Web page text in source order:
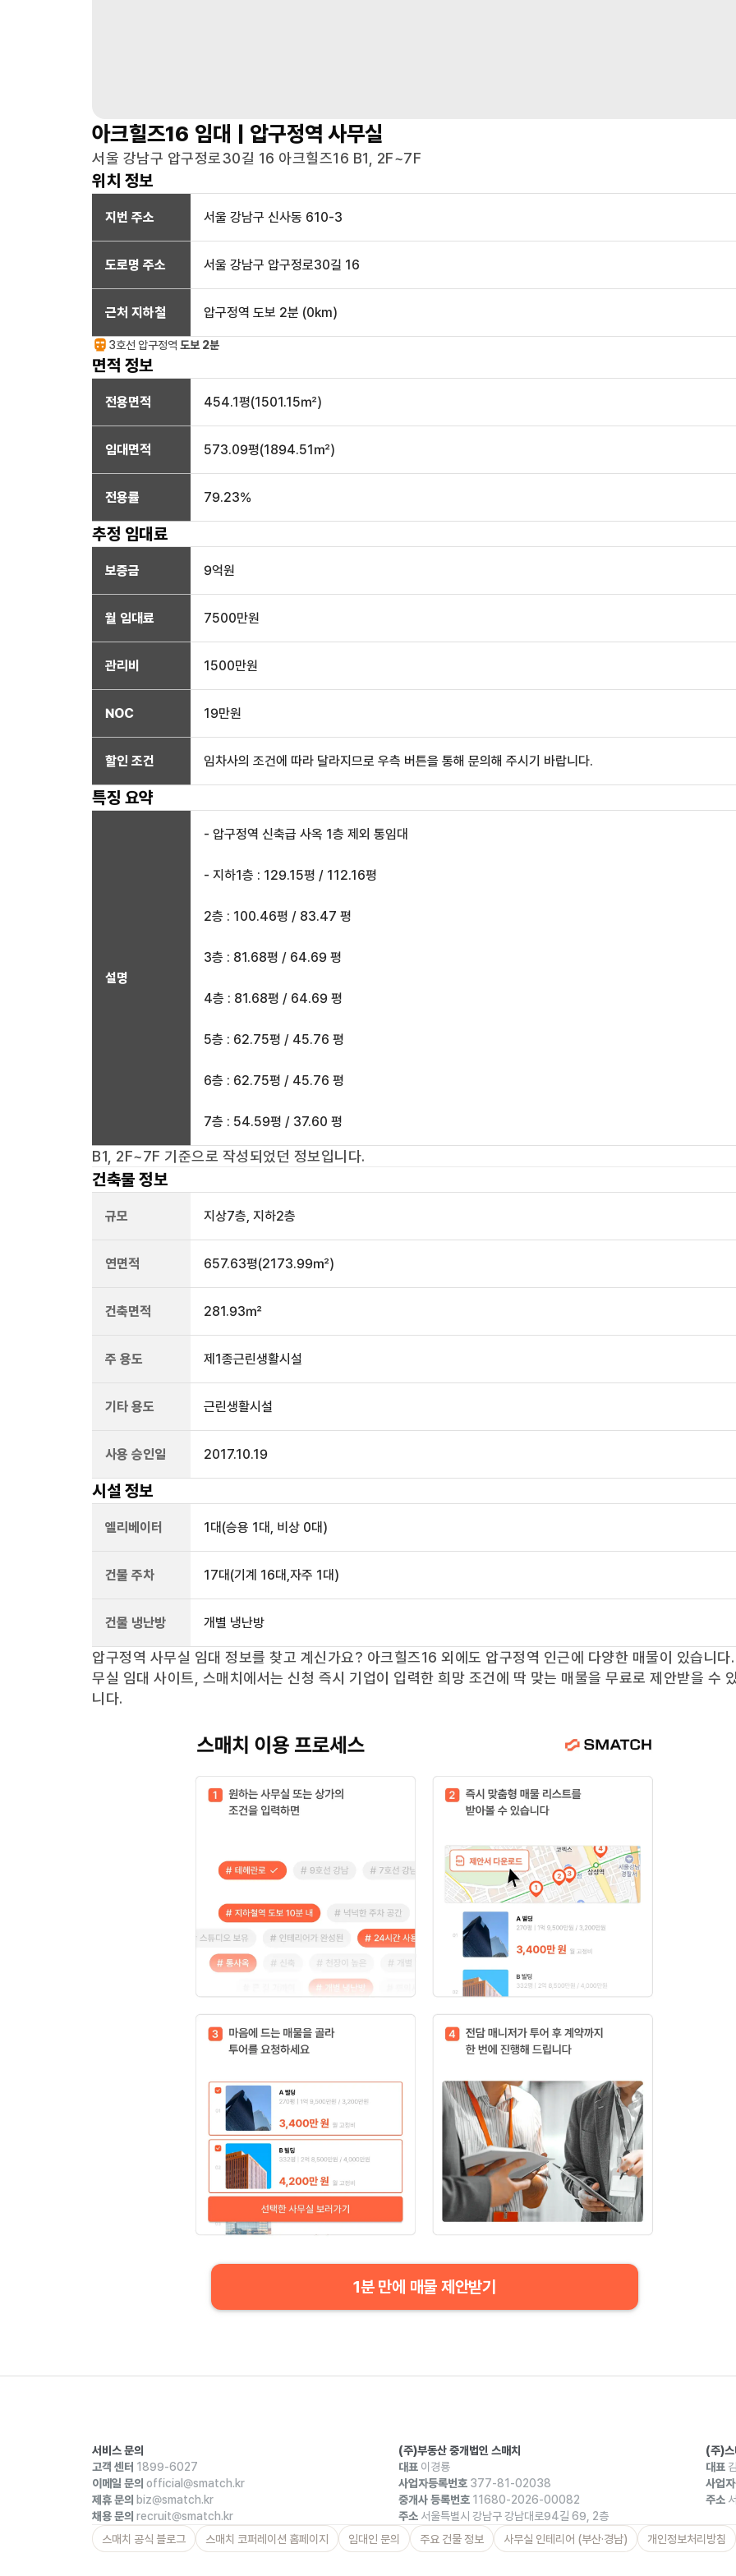
아크힐즈16 임대 | 압구정역 사무실
서울 강남구 압구정로30길 16 아크힐즈16 B1, 2F~7F
위치 정보
지번 주소 서울 강남구 신사동 610-3
도로명 주소 서울 강남구 압구정로30길 16
근처 지하철 압구정역 도보 2분 (0km)
3호선 압구정역 도보 2분
면적 정보
전용면적 454.1평(1501.15㎡)
임대면적 573.09평(1894.51㎡)
전용률 79.23%
추정 임대료
보증금 9억원
월 임대료 7500만원
관리비 1500만원
NOC 19만원
할인 조건 임차사의 조건에 따라 달라지므로 우측 버튼을 통해 문의해 주시기 바랍니다.
특징 요약
설명
- 압구정역 신축급 사옥 1층 제외 통임대
- 지하1층 : 129.15평 / 112.16평
2층 : 100.46평 / 83.47 평
3층 : 81.68평 / 64.69 평
4층 : 81.68평 / 64.69 평
5층 : 62.75평 / 45.76 평
6층 : 62.75평 / 45.76 평
7층 : 54.59평 / 37.60 평
B1, 2F~7F 기준으로 작성되었던 정보입니다.
건축물 정보
규모 지상7층, 지하2층
연면적 657.63평(2173.99㎡)
건축면적 281.93㎡
주 용도 제1종근린생활시설
기타 용도 근린생활시설
사용 승인일 2017.10.19
시설 정보
엘리베이터 1대 (승용 1대, 비상 0대)
건물 주차 17대 (기계 16대,자주 1대)
건물 냉난방 개별 냉난방
압구정역 사무실 임대 정보를 찾고 계신가요? 아크힐즈16 외에도 압구정역 인근에 다양한 매물이 있습니다
무실 임대 사이트, 스매치에서는 신청 즉시 기업이 입력한 희망 조건에 딱 맞는 매물을 무료로 제안받을 수
니다.
1분 만에 매물 제안받기
서비스 문의
고객 센터 1899-6027
이메일 문의 official@smatch.kr
제휴 문의 biz@smatch.kr
채용 문의 recruit@smatch.kr
(주)부동산 중개법인 스매치
대표 이경룡
사업자등록번호 377-81-02038
중개사 등록번호 11680-2026-00082
주소 서울특별시 강남구 강남대로94길 69, 2층
(주)스
대표
사업
주소
스매치 공식 블로그 스매치 코퍼레이션 홈페이지 임대인 문의 주요 건물 정보 사무실 인테리어 (부산·경남) 개인정보처리방침